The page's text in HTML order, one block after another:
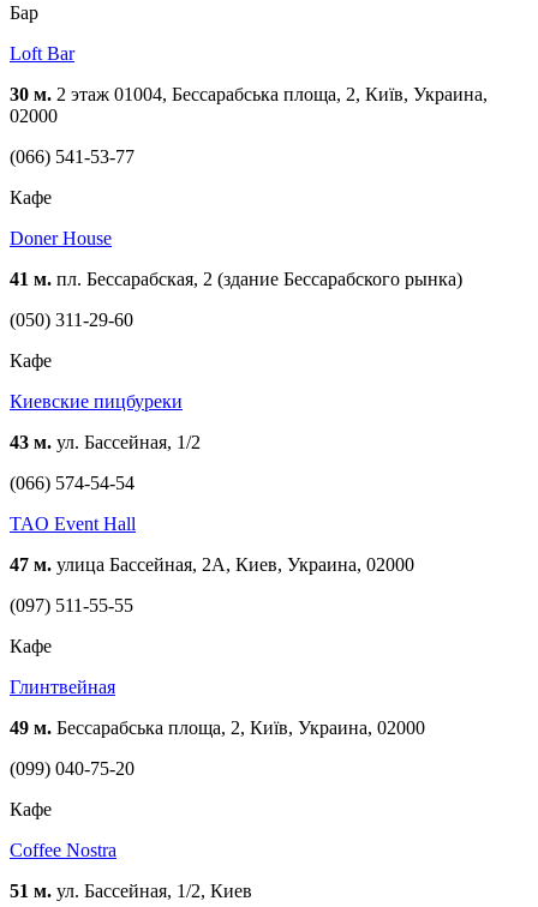
Бар
Loft Bar
30 м. 2 этаж 01004, Бессарабська площа, 2, Київ, Украина,
02000
(066) 541-53-77
Кафе
Doner House
41 м. пл. Бессарабская, 2 (здание Бессарабского рынка)
(050) 311-29-60
Кафе
Киевские пицбуреки
43 м. ул. Бассейная, 1/2
(066) 574-54-54
TAO Event Hall
47 м. улица Бассейная, 2А, Киев, Украина, 02000
(097) 511-55-55
Кафе
Глинтвейная
49 м. Бессарабська площа, 2, Київ, Украина, 02000
(099) 040-75-20
Кафе
Coffee Nostra
51 м. ул. Бассейная, 1/2, Киев